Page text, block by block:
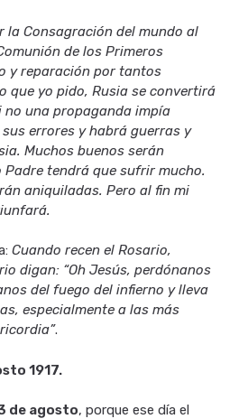
la Consagración del mundo al
de los Primeros
y reparación por tantos
que yo pido, Rusia se convertirá
no una propaganda impía
errores y habrá guerras y
Muchos buenos serán
tendrá que sufrir mucho.
aniquiladas. Pero al fin mi
Cuando recen el Rosario,
digan: “Oh Jesús, perdónanos
del fuego del infierno y lleva
especialmente a las más
.
1917.
de agosto, porque ese día el